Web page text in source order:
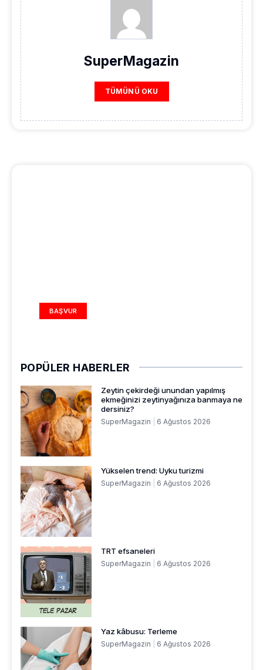
SuperMagazin
TÜMÜNÜ OKU
BAŞVUR
POPÜLER HABERLER
Zeytin çekirdeği unundan yapılmış
ekmeğinizi zeytinyağınıza banmaya ne
dersiniz?
SuperMagazin 6 Ağustos 2026
Yükselen trend: Uyku turizmi
SuperMagazin 6 Ağustos 2026
TRT efsaneleri
SuperMagazin 6 Ağustos 2026
Yaz kâbusu: Terleme
SuperMagazin 6 Ağustos 2026